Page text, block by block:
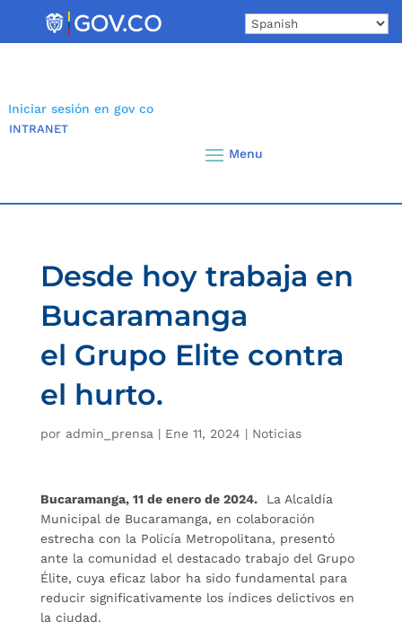
Iniciar sesión en gov co
INTRANET
Desde hoy trabaja en
Bucaramanga
el Grupo Elite contra
el hurto.
por admin_prensa | Ene 11, 2024 | Noticias
Bucaramanga, 11 de enero de 2024.La Alcaldía
Municipal de Bucaramanga, en colaboración
estrecha con la Policía Metropolitana, presentó
ante la comunidad el destacado trabajo del Grupo
Élite, cuya eficaz labor ha sido fundamental para
reducir significativamente los índices delictivos en
la ciudad.